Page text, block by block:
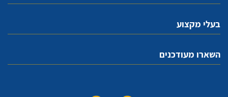
בעלי מקצוע
השארו מעודכנים